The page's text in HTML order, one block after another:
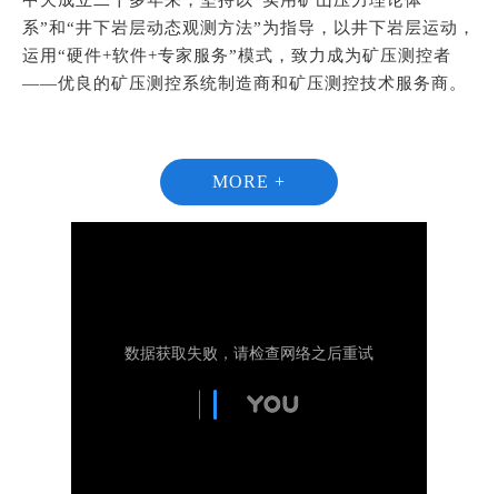
1 2
系”和“井下岩层动态观测方法”为指导，以井下岩层运动，
运用“硬件+软件+专家服务”模式，致力成为矿压测控者
——优良的矿压测控系统制造商和矿压测控技术服务商。
MORE +